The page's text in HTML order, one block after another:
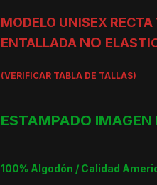
MODELO UNISEX RECTA
ENTALLADA NO
(VERIFICAR TABLA DE TALLAS)
ESTAMPADO IMAGEN
100% Algodón / Calidad